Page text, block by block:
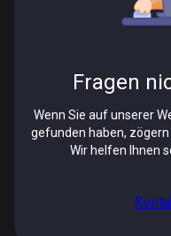
Fragen
Wenn Sie auf unserer
gefunden haben,
Wir helfen Ihnen